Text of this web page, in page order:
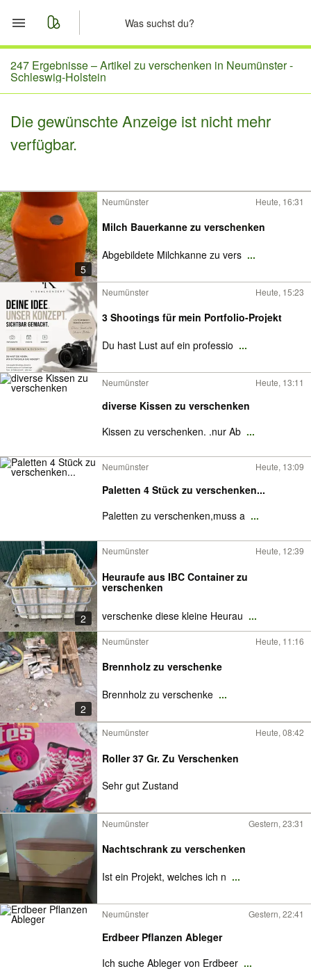
Start
Merkliste
Nachrichten
247 Ergebnisse –Artikel zu verschenken in Neumünster -
Schleswig-Holstein
Die gewünschte Anzeige ist nicht mehr
verfügbar.
5
Neumünster Heute, 16:31
Milch Bauerkanne zu verschenken
Abgebildete Milchkanne zu vers ...
Neumünster Heute, 15:23
3 Shootings für mein Portfolio-Projekt
Du hast Lust auf ein professio ...
Neumünster Heute, 13:11
diverse Kissen zu verschenken
Kissen zu verschenken. .nur Ab ...
Neumünster Heute, 13:09
Paletten 4 Stück zu verschenken...
Paletten zu verschenken,muss a ...
2
Neumünster Heute, 12:39
Heuraufe aus IBC Container zu
verschenken
verschenke diese kleine Heurau ...
2
Neumünster Heute, 11:16
Brennholz zu verschenke
Brennholz zu verschenke ...
Neumünster Heute, 08:42
Roller 37 Gr. Zu Verschenken
Sehr gut Zustand
Neumünster Gestern, 23:31
Nachtschrank zu verschenken
Ist ein Projekt, welches ich n ...
Neumünster Gestern, 22:41
Erdbeer Pflanzen Ableger
Ich suche Ableger von Erdbeer ...